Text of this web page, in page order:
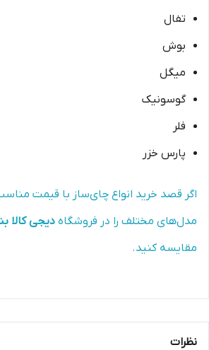
تفال
بوش
میگل
گوسونیک
فلر
پارس خزر
اگر قصد خرید انواع چای‌ساز با قیمت مناسب
مدل‌های مختلف را در فروشگاه دیجی کالا
مقایسه کنید.
نظرات